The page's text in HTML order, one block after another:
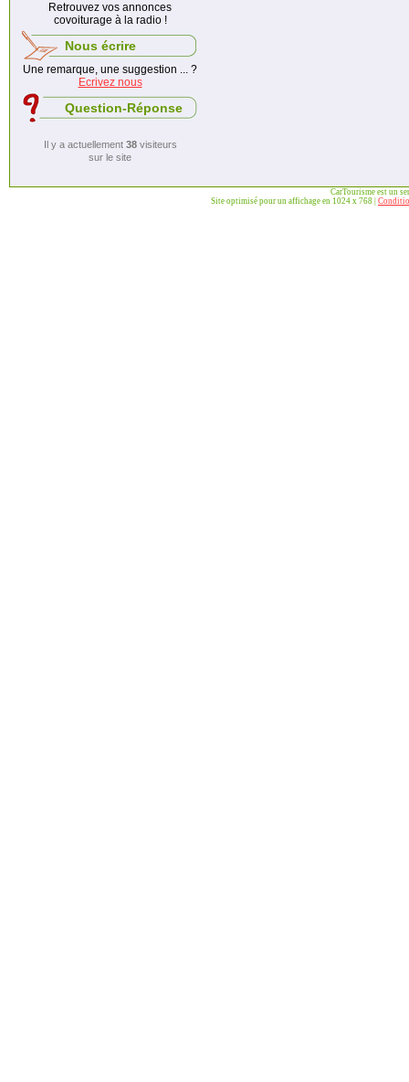
Retrouvez vos annonces
covoiturage à la radio !
Nous écrire
Une remarque, une suggestion ... ?
Ecrivez nous
Question-Réponse
Il y a actuellement 38visiteurs
sur le site
CarTourisme est un
Site optimisé pour un affichage en 1024 x 768 |